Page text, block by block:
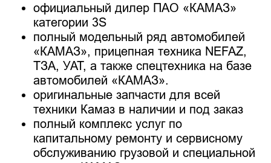
официальный дилер ПАО «КАМАЗ»
категории 3S
полный модельный ряд автомобилей
«КАМАЗ», прицепная техника NEFAZ,
ТЗА, УАТ, а также спецтехника на базе
автомобилей «КАМАЗ».
оригинальные запчасти для всей
техники Камаз в наличии и под заказ
полный комплекс услуг по
капитальному ремонту и сервисному
обслуживанию грузовой и специальной